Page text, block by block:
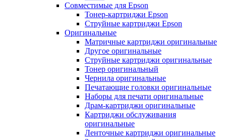
Совместимые для Epson
Тонер-картриджи Epson
Струйные картриджи Epson
Оригинальные
Матричные картриджи оригинальные
Другое оригинальные
Струйные картриджи оригинальные
Тонер оригинальный
Чернила оригинальные
Печатающие головки оригинальные
Наборы для печати оригинальные
Драм-картриджи оригинальные
Картриджи обслуживания
оригинальные
Ленточные картриджи оригинальные